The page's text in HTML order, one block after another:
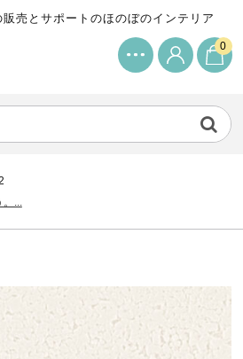
販売とサポートのほのぼのインテリア
0
...
て...
。...
...